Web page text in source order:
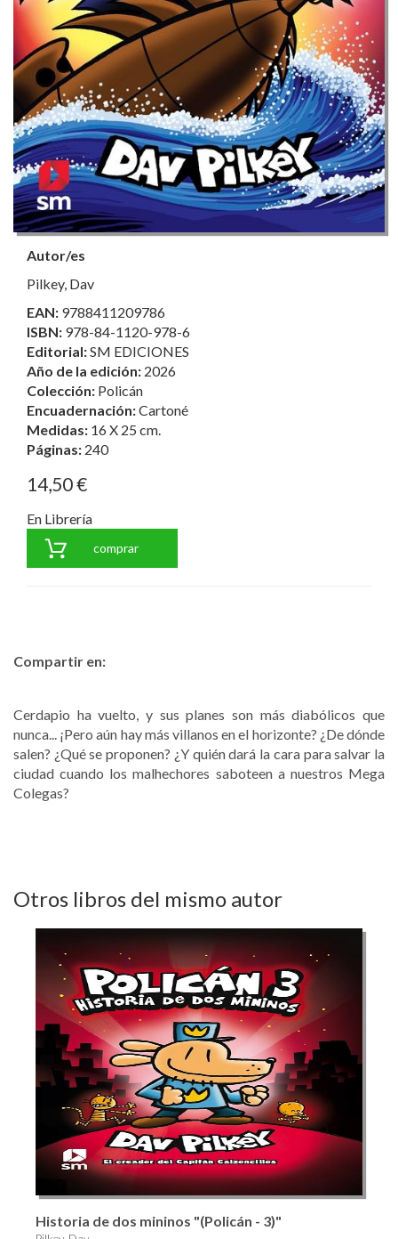
Autor/es
Pilkey, Dav
EAN: 9788411209786
ISBN: 978-84-1120-978-6
Editorial:SM EDICIONES
Año de la edición: 2026
Colección: Policán
Encuadernación:Cartoné
Medidas: 16 X 25 cm.
Páginas: 240
14,50 €
En Librería
comprar
Compartir en:
Cerdapio ha vuelto, y sus planes son más diabólicos que
nunca... ¡Pero aún hay más villanos en el horizonte? ¿De dónde
salen? ¿Qué se proponen? ¿Y quién dará la cara para salvar la
ciudad cuando los malhechores saboteen a nuestros Mega
Colegas?
Otros libros del mismo autor
Historia de dos mininos "(Policán - 3)"